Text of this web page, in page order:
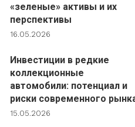
«зеленые» активы и их
перспективы
16.05.2026
Инвестиции в редкие
коллекционные
автомобили: потенциал и
риски современного
15.05.2026